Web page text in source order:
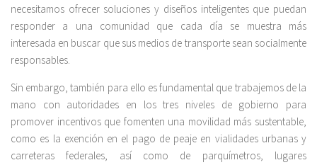
necesitamos ofrecer soluciones y diseños inteligentes que puedan
responder a una comunidad que cada día se muestra más
interesada en buscar que sus medios de transporte sean socialmente
responsables.
Sin embargo, también para ello es fundamental que trabajemos de la
mano con autoridades en los tres niveles de gobierno para
promover incentivos que fomenten una movilidad más sustentable,
como es la exención en el pago de peaje en vialidades urbanas y
carreteras federales, así como de parquímetros, lugares